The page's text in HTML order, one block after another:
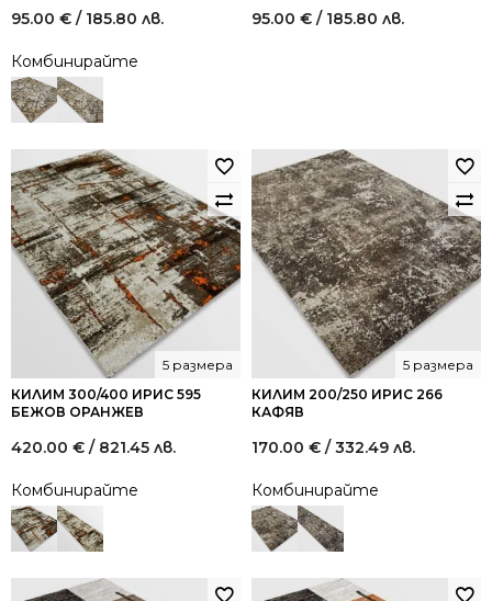
95.00 € / 185.80 лв.
Комбинирайте
95.00 € / 185.80 лв.
КИЛИМ 300/400 ИРИС 595
БЕЖОВ ОРАНЖЕВ
5 размера
420.00 € / 821.45 лв.
Комбинирайте
КИЛИМ 200/250 ИРИС 266
КАФЯВ
5 размера
170.00 € / 332.49 лв.
Комбинирайте